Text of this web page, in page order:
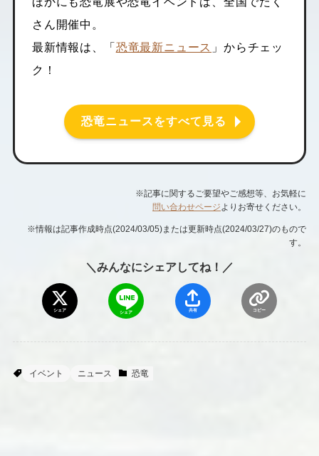
さん開催中。
最新情報は、「 恐竜最新ニュース 」からチェッ
ク！
恐竜ニュースをすべて見る
※記事に関するご要望やご感想等、お気軽に
問い合わせページ よりお寄せください。
※情報は記事作成時点(2024/03/05)または更新時点(2024/03/27)のもので
す。
＼みんなにシェアしてね！／
シェア シェア 共有 コピー
イベント ニュース 恐竜